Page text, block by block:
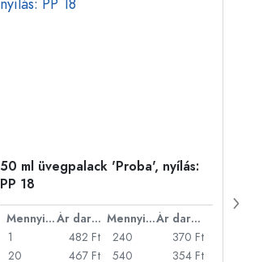
50 ml üvegpalack 'Proba', nyílás:
PP 18
Mennyiség Ár darabonként Mennyiség
Ár darabonként
1
482 Ft
20
467 Ft
240
370 Ft
540
354 Ft